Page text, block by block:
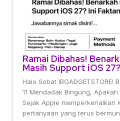
Ramai Dibahas!
Masih Support iOS
Halo Sobat IBGADGETSTORE!
11 Mendadak Bingung,
Sejak Apple memperkenalkan
pertanyaan yang terus